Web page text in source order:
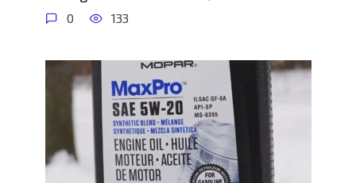
0 133